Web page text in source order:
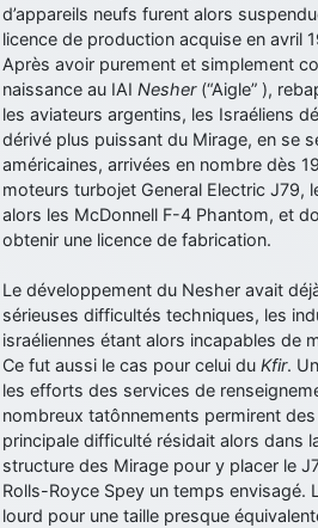
d9pouces : Joyeux Noël à tous !
d9pouces : mais tu peux tenter l'un des
comme le Prytanée dans la Sarthe, ça
d9pouces: C'est plutôt après le lycée,
scientifique, tu as donc encore un peu
yaellerigolow: bonjour a tous je suis
passionnée par l'aviation militaire ,
le lycée pour s'orienter et pouvoir
mahmoud: bonsoir, très instructif ce
les photo des anciens appareils de
d9pouces: Ça me casse quand même
jericho: Pour moi tout est à nouveau
d9pouces: En espérant n’avoir coupé
au passage !
d9pouces: j'ai trouvé un palliatif un peu
un peu mieux
d’appareils neufs furent alors
licence de production acquise en avril
Après avoir purement et simplement
naissance au IAI Nesher (“Aigle” ),
les aviateurs argentins, les Israéliens
dérivé plus puissant du Mirage, en se
américaines, arrivées en nombre dès
moteurs turbojet General Electric J79,
alors les McDonnell F-4 Phantom, et
obtenir une licence de fabrication.
Le développement du Nesher avait
sérieuses difficultés techniques, les
israéliennes étant alors incapables de
Ce fut aussi le cas pour celui du Kfir.
les efforts des services de
nombreux tatônnements permirent
principale difficulté résidait alors dans
structure des Mirage pour y placer le
Rolls-Royce Spey un temps envisagé.
lourd pour une taille presque